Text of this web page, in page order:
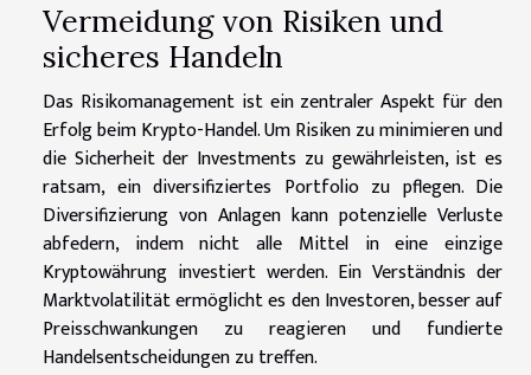
Vermeidung von Risiken und
sicheres Handeln
Das Risikomanagement ist ein zentraler Aspekt für den
Erfolg beim Krypto-Handel. Um Risiken zu minimieren und
die Sicherheit der Investments zu gewährleisten, ist es
ratsam, ein diversifiziertes Portfolio zu pflegen. Die
Diversifizierung von Anlagen kann potenzielle Verluste
abfedern, indem nicht alle Mittel in eine einzige
Kryptowährung investiert werden. Ein Verständnis der
Marktvolatilität ermöglicht es den Investoren, besser auf
Preisschwankungen zu reagieren und fundierte
Handelsentscheidungen zu treffen.